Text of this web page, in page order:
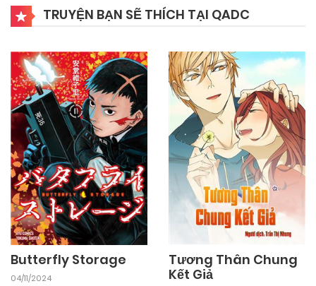
Chapter 45 03/11/2024
Chapter 44 03/11/2024
Chapter 43 03/11/2024
Chapter 42 03/11/2024
TRUYỆN BẠN SẼ THÍCH TẠI QADC
Butterfly Storage
04/11/2024
Tương Thân Chung
Kết Giả